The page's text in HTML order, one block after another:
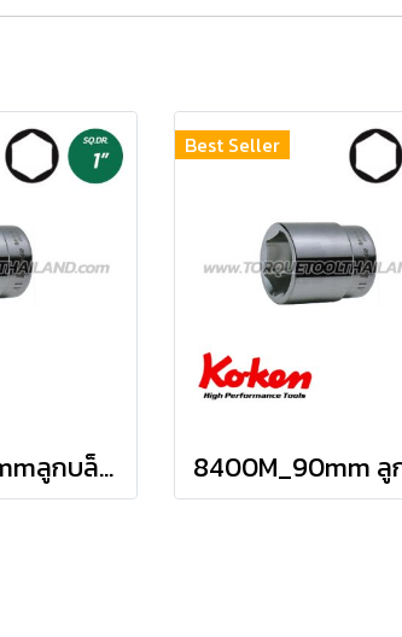
8400M_100mmลูกบล็อก สั้น 6P (SQ.DR 1") Hand Sockets
Best Seller